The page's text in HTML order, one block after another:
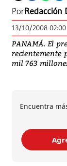
PorRedacción
13/10/2008 02:00
PANAMÁ. El
recientemente
mil 763
Encuentra